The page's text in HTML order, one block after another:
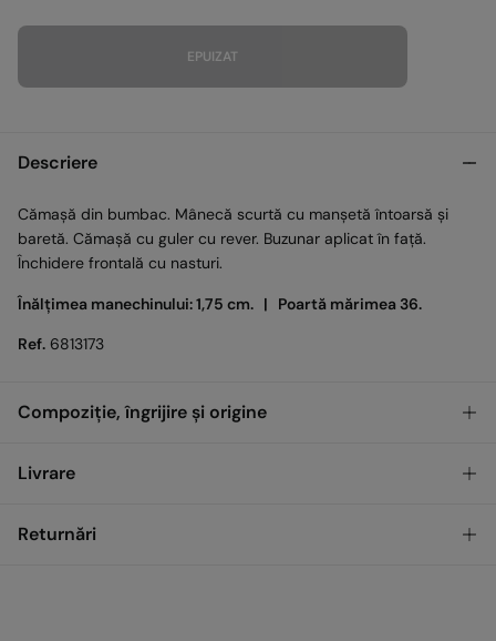
EPUIZAT
Descriere
Cămașă din bumbac. Mânecă scurtă cu manșetă întoarsă și
baretă. Cămașă cu guler cu rever. Buzunar aplicat în față.
Închidere frontală cu nasturi.
Înălțimea manechinului: 1,75 cm. | Poartă mărimea 36.
Ref. 6813173
Compoziție, îngrijire și origine
Compoziţie
Îngrijire
Livrare
Ridicare din magazin
Returnări